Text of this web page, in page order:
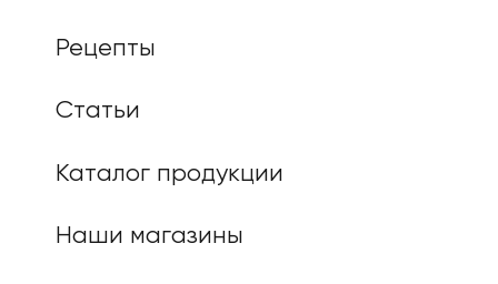
Рецепты
Статьи
Каталог продукции
Наши магазины